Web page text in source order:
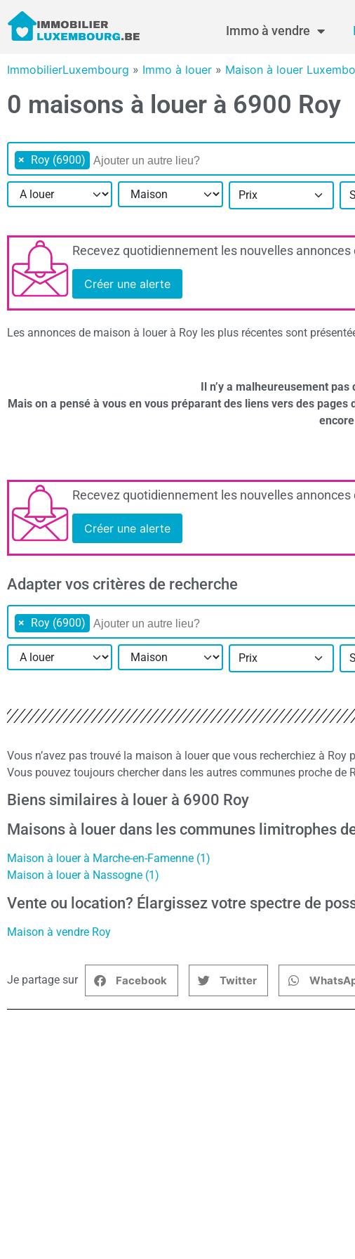
Immo à vendre
ImmobilierLuxembourg » Immo à louer » Maison à louer
0 maisons à louer à 6900 Roy
× Roy (6900)
Prix
Recevez quotidiennement les nouvelles
Créer une alerte
Les annonces de maison à louer à Roy les plus récentes sont
Il n’y a malheureusement pas
Mais on a pensé à vous en vous préparant des liens vers des
encore
Recevez quotidiennement les nouvelles
Créer une alerte
Adapter vos critères de recherche
× Roy (6900)
Prix
Vous n’avez pas trouvé la maison à louer que vous recherchiez à Roy
Vous pouvez toujours chercher dans les autres communes proche de
Biens similaires à louer à 6900 Roy
Maisons à louer dans les communes limitrophes
Maison à louer à Marche-en-Famenne (1)
Maison à louer à Nassogne (1)
Vente ou location? Élargissez votre spectre de
Maison à vendre Roy
Je partage sur Facebook Twitter